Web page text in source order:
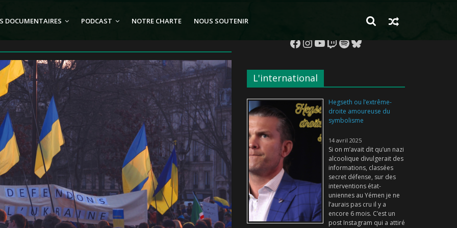
DOCUMENTAIRES PODCAST NOTRE CHARTE NOUS SOUTENIR
Facebook
Instagram
YouTube
Twitch
Spotify
Bluesky
L'international
Hegseth ou l’extrême-
droite amoureuse du
symbolisme
14 avril 2025
Si on m’avait dit qu’un nazi
alcoolique divulgerait des
informations, classées
secret défense, sur des
interventions état-
uniennes au Yémen je ne
l’aurais pas cru il y a
encore 6 mois. C’est un
post Instagram qui a attiré